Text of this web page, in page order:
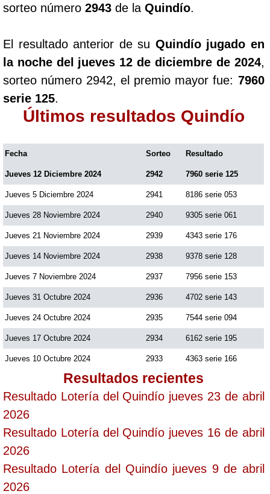
Paisita Día
Paisita Noche
Paisita 3
Pick 3 Día
Pick 4 Día
Pick 4 Noche
Pijao de Oro
Saman de la suerte
Sinuano Día
Sinuano Noche
sorteo número 2943 de la Quindío.
El resultado anterior de su Quindío jugado en
la noche del jueves 12 de diciembre de 2024,
sorteo número 2942, el premio mayor fue: 7960
serie 125.
Últimos resultados Quindío
Fecha Sorteo Resultado
Jueves 12 Diciembre 2024 2942 7960 serie 125
Jueves 5 Diciembre 2024 2941 8186 serie 053
Jueves 28 Noviembre 2024 2940 9305 serie 061
Jueves 21 Noviembre 2024 2939 4343 serie 176
Jueves 14 Noviembre 2024 2938 9378 serie 128
Jueves 7 Noviembre 2024 2937 7956 serie 153
Jueves 31 Octubre 2024 2936 4702 serie 143
Jueves 24 Octubre 2024 2935 7544 serie 094
Jueves 17 Octubre 2024 2934 6162 serie 195
Jueves 10 Octubre 2024 2933 4363 serie 166
Resultados recientes
Resultado Lotería del Quindío jueves 23 de abril
2026
Resultado Lotería del Quindío jueves 16 de abril
2026
Resultado Lotería del Quindío jueves 9 de abril
2026